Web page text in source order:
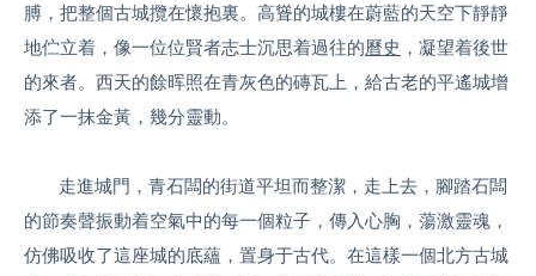
膊，把整個古城攬在懷抱裏。高聳的城樓在蔚藍的天空下靜靜
地伫立着，像一位位賢者志士沉思着過往的曆史 ，凝望着後世
的來者。西天的餘晖照在青灰色的磚瓦上，給古老的平遙城增
添了一抹金黃，幾分靈動。
走進城門，青石闆的街道平坦而整潔，走上去，腳踏石闆
的節奏聲振動着空氣中的每一個粒子，傳入心胸，蕩激靈魂，
仿佛吸收了這座城的底蘊，置身于古代。在這樣一個北方古城